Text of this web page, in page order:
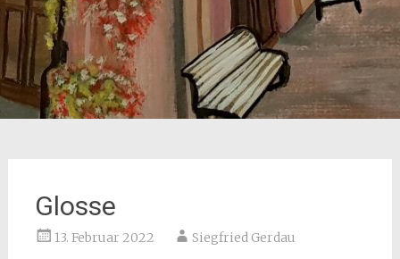
Glosse
13. Februar 2022 Siegfried Gerdau